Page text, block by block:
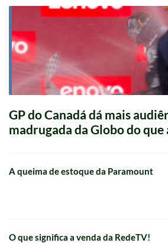
GP do Canadá dá mais
madrugada da Globo do que
A queima de estoque da Paramount
O que significa a venda da RedeTV!